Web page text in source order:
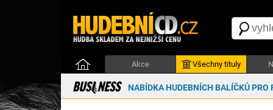
Akce Všechny tituly
NABÍDKA HUDEBNÍCH BALÍČKŮ PRO